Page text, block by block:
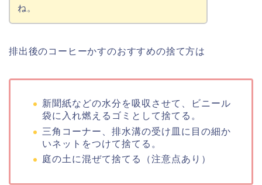
ね。
排出後のコーヒーかすのおすすめの捨て方は
新聞紙などの水分を吸収させて、ビニール
袋に入れ燃えるゴミとして捨てる。
三角コーナー、排水溝の受け皿に目の細か
いネットをつけて捨てる。
庭の土に混ぜて捨てる（注意点あり）